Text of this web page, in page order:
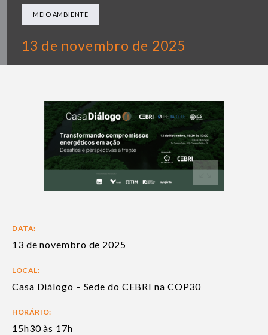
MEIO AMBIENTE
13 de novembro de 2025
DATA:
13 de novembro de 2025
LOCAL:
Casa Diálogo – Sede do CEBRI na COP30
HORÁRIO:
15h30 às 17h